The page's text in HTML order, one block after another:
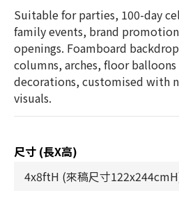
Suitable for parties, 100-day
family events, brand
openings. Foamboard
columns, arches, floor
decorations, customised with
visuals.
尺寸 (長x高)